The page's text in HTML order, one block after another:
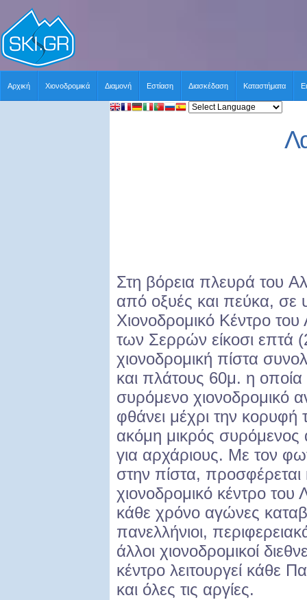
Αρχική Χιονοδρομικά Διαμονή Εστίαση Διασκέδαση Καταστήματα
Στη βόρεια πλευρά του
από οξυές και πεύκα, σε
Χιονοδρομικό Κέντρο
των Σερρών είκοσι επτά
χιονοδρομική πίστα
και πλάτους 60μ. η οποία
συρόμενο χιονοδρομικό
φθάνει μέχρι την
ακόμη μικρός
για αρχάριους. Με τον
στην πίστα, προσφέρεται
χιονοδρομικό κέντρο του
κάθε χρόνο αγώνες
πανελλήνιοι,
άλλοι χιονοδρομικοί
κέντρο λειτουργεί κάθε
και όλες τις αργίες.